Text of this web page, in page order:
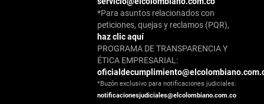
*Para asuntos relacionados con
peticiones, quejas y reclamos (PQR),
haz clic aquí
PROGRAMA DE TRANSPARENCIA Y
ÉTICA EMPRESARIAL:
*Buzón exclusivo para notificaciones judiciales:
notificacionesjudiciales@elcolombiano.com.co